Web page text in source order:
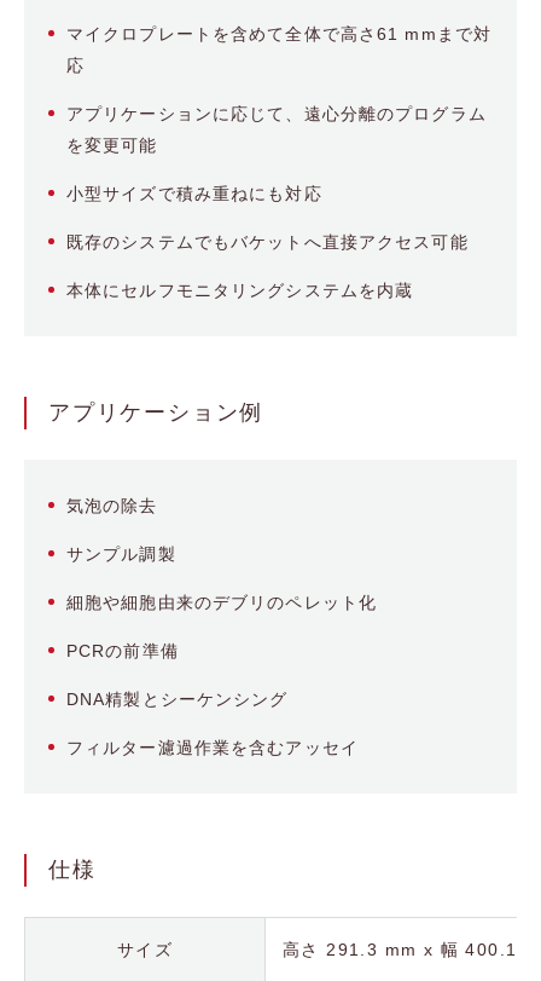
マイクロプレートを含めて全体で高さ61 mmまで対
応
アプリケーションに応じて、遠心分離のプログラム
を変更可能
小型サイズで積み重ねにも対応
既存のシステムでもバケットへ直接アクセス可能
本体にセルフモニタリングシステムを内蔵
アプリケーション例
気泡の除去
サンプル調製
細胞や細胞由来のデブリのペレット化
PCRの前準備
DNA精製とシーケンシング
フィルター濾過作業を含むアッセイ
仕様
サイズ 高さ 291.3 mm x 幅 400.1